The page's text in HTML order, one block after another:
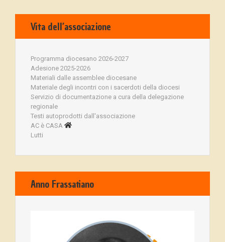
Vita dell’associazione
Programma diocesano 2026-2027
Adesione 2025-2026
Materiali dalle assemblee diocesane
Materiale degli incontri con i sacerdoti della diocesi
Servizio di documentazione a cura della delegazione
regionale
Testi autoprodotti dall'associazione
AC è CASA
Lutti
Anno Frassatiano